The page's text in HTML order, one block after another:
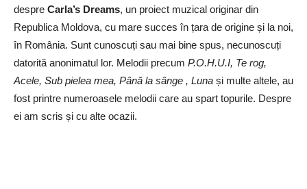
despre Carla’s Dreams, un proiect muzical originar din
Republica Moldova, cu mare succes în țara de origine și la noi,
în România. Sunt cunoscuți sau mai bine spus, necunoscuți
datorită anonimatul lor. Melodii precum P.O.H.U.I, Te rog,
Acele, Sub pielea mea, Până la sânge , Luna și multe altele, au
fost printre numeroasele melodii care au spart topurile. Despre
ei am scris și cu alte ocazii.